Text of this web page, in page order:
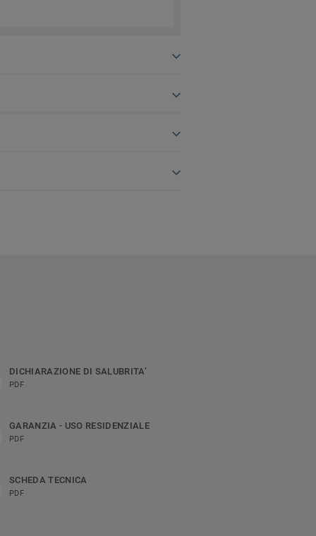
DICHIARAZIONE DI SALUBRITA’
PDF
GARANZIA - USO RESIDENZIALE
PDF
SCHEDA TECNICA
PDF